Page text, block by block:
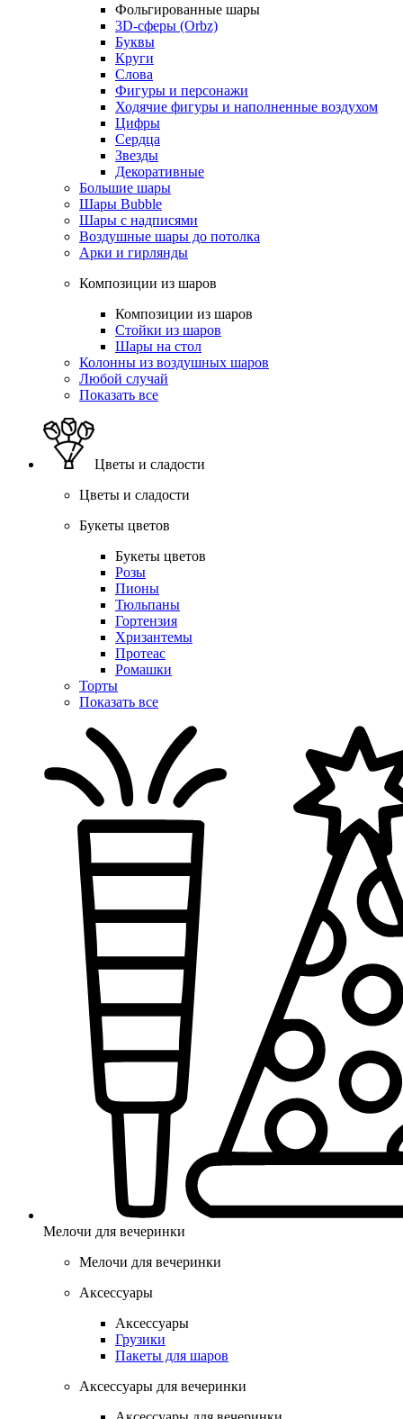
Фольгированные шары
3D-сферы (Orbz)
Буквы
Круги
Слова
Фигуры и персонажи
Ходячие фигуры и наполненные воздухом
Цифры
Сердца
Звезды
Декоративные
Большие шары
Шары Bubble
Шары с надписями
Воздушные шары до потолка
Арки и гирлянды
Композиции из шаров
Композиции из шаров
Стойки из шаров
Шары на стол
Колонны из воздушных шаров
Любой случай
Показать все
Цветы и сладости
Цветы и сладости
Букеты цветов
Букеты цветов
Розы
Пионы
Тюльпаны
Гортензия
Хризантемы
Протеас
Ромашки
Торты
Показать все
Мелочи для вечеринки
Мелочи для вечеринки
Аксессуары
Аксессуары
Грузики
Пакеты для шаров
Аксессуары для вечеринки